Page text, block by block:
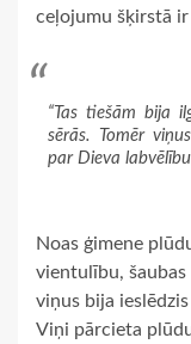
ceļojumu šķirstā ir
“Tas tiešām bija
sērās. Tomēr
par Dieva
Noas ģimene
vientulību,
viņus bija
Viņi pārcieta